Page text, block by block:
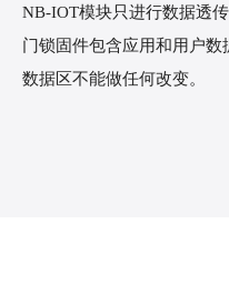
NB-IOT模块只进行数据透传
门锁固件包含应用和用户数
数据区不能做任何改变。